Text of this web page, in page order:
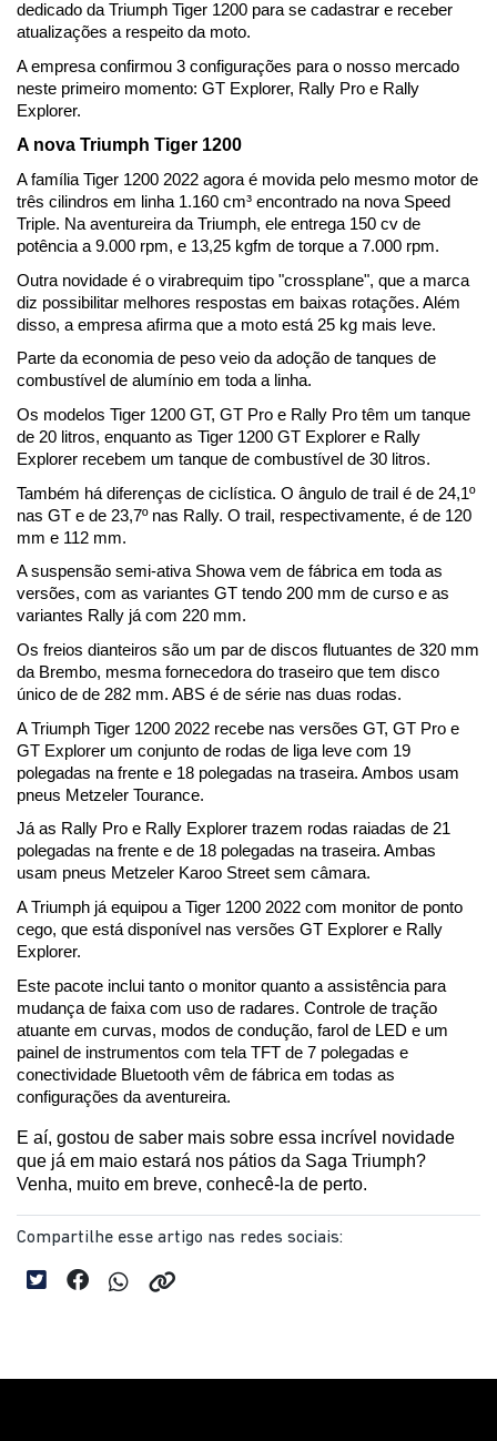
dedicado da Triumph Tiger 1200 para se cadastrar e receber
atualizações a respeito da moto.
A empresa confirmou 3 configurações para o nosso mercado
neste primeiro momento: GT Explorer, Rally Pro e Rally
Explorer.
A nova Triumph Tiger 1200
A família Tiger 1200 2022 agora é movida pelo mesmo motor de
três cilindros em linha 1.160 cm³ encontrado na nova Speed ​​
Triple. Na aventureira da Triumph, ele entrega 150 cv de
potência a 9.000 rpm, e 13,25 kgfm de torque a 7.000 rpm.
Outra novidade é o virabrequim tipo "crossplane", que a marca
diz possibilitar melhores respostas em baixas rotações. Além
disso, a empresa afirma que a moto está 25 kg mais leve.
Parte da economia de peso veio da adoção de tanques de
combustível de alumínio em toda a linha.
Os modelos Tiger 1200 GT, GT Pro e Rally Pro têm um tanque
de 20 litros, enquanto as Tiger 1200 GT Explorer e Rally
Explorer recebem um tanque de combustível de 30 litros.
Também há diferenças de ciclística. O ângulo de trail é de 24,1º
nas GT e de 23,7º nas Rally. O trail, respectivamente, é de 120
mm e 112 mm.
A suspensão semi-ativa Showa vem de fábrica em toda as
versões, com as variantes GT tendo 200 mm de curso e as
variantes Rally já com 220 mm.
Os freios dianteiros são um par de discos flutuantes de 320 mm
da Brembo, mesma fornecedora do traseiro que tem disco
único de de 282 mm. ABS é de série nas duas rodas.
A Triumph Tiger 1200 2022 recebe nas versões GT, GT Pro e
GT Explorer um conjunto de rodas de liga leve com 19
polegadas na frente e 18 polegadas na traseira. Ambos usam
pneus Metzeler Tourance.
Já as Rally Pro e Rally Explorer trazem rodas raiadas de 21
polegadas na frente e de 18 polegadas na traseira. Ambas
usam pneus Metzeler Karoo Street sem câmara.
A Triumph já equipou a Tiger 1200 2022 com monitor de ponto
cego, que está disponível nas versões GT Explorer e Rally
Explorer.
Este pacote inclui tanto o monitor quanto a assistência para
mudança de faixa com uso de radares. Controle de tração
atuante em curvas, modos de condução, farol de LED e um
painel de instrumentos com tela TFT de 7 polegadas e
conectividade Bluetooth vêm de fábrica em todas as
configurações da aventureira.
E aí, gostou de saber mais sobre essa incrível novidade
que já em maio estará nos pátios da Saga Triumph?
Venha, muito em breve, conhecê-la de perto.
Compartilhe esse artigo nas redes sociais: